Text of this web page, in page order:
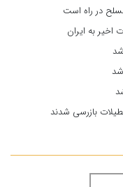
در راه است
به ایران
بازرسی شدند